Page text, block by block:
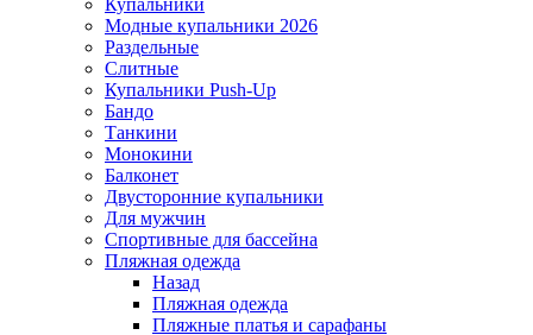
Купальники
Модные купальники 2026
Раздельные
Слитные
Купальники Push-Up
Бандо
Танкини
Монокини
Балконет
Двусторонние купальники
Для мужчин
Спортивные для бассейна
Пляжная одежда
Назад
Пляжная одежда
Пляжные платья и сарафаны